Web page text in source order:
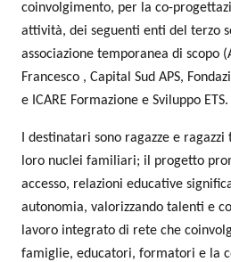
coinvolgimento, per la co-
attività, dei seguenti enti del terzo
associazione temporanea di scopo
Francesco , Capital Sud APS,
e ICARE Formazione e Sviluppo ETS.
I destinatari sono ragazze e
loro nuclei familiari; il progetto
accesso, relazioni educative
autonomia, valorizzando talenti e
lavoro integrato di rete che
famiglie, educatori, formatori e la